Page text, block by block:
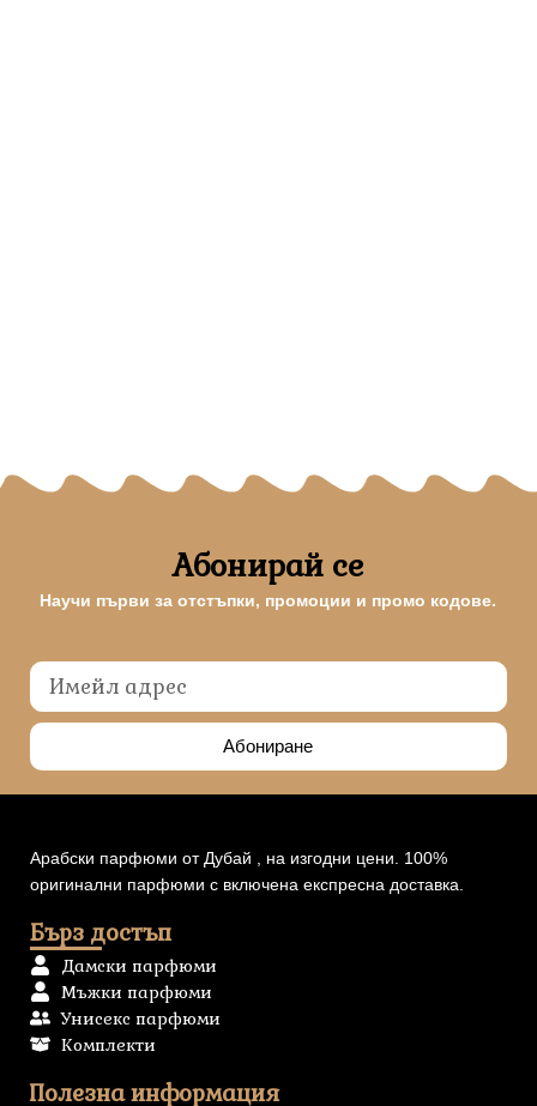
Абонирай се
Научи първи за отстъпки, промоции и промо кодове.
Абониране
Арабски парфюми от Дубай , на изгодни цени. 100%
оригинални парфюми с включена експресна доставка.
Бърз достъп
Дамски парфюми
Мъжки парфюми
Унисекс парфюми
Комплекти
Полезна информация